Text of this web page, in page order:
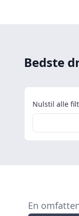
Bedste
Nulstil alle
En